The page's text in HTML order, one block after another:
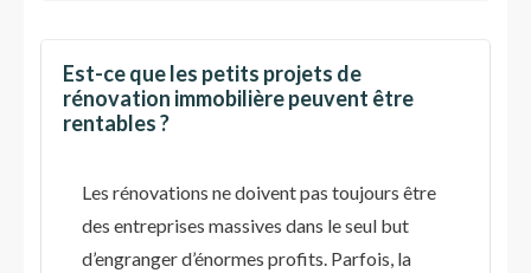
Est-ce que les petits projets de
rénovation immobilière peuvent être
rentables ?
Les rénovations ne doivent pas toujours être
des entreprises massives dans le seul but
d’engranger d’énormes profits. Parfois, la